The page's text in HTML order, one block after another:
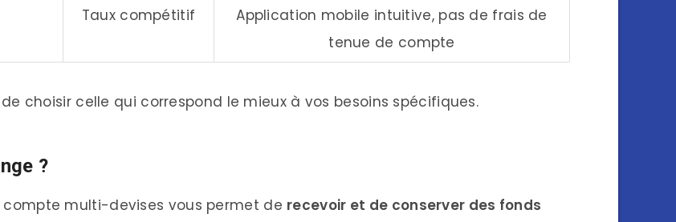
Taux compétitif
Application mobile intuitive, pas de frais de
tenue de compte
choisir celle qui correspond le mieux à vos besoins spécifiques.
?
multi-devises vous permet de recevoir et de conserver des fonds